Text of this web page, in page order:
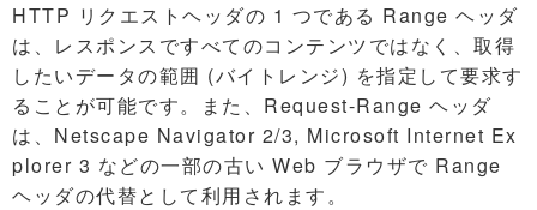
HTTP リクエストヘッダの 1 つである Range ヘッダ
は、レスポンスですべてのコンテンツではなく、取得
したいデータの範囲 (バイトレンジ) を指定して要求す
ることが可能です。また、Request-Range ヘッダ
は、Netscape Navigator 2/3, Microsoft Internet Ex
plorer 3 などの一部の古い Web ブラウザで Range
ヘッダの代替として利用されます。